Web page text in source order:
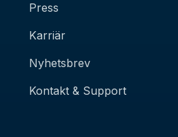
Press
Karriär
Nyhetsbrev
Kontakt & Support